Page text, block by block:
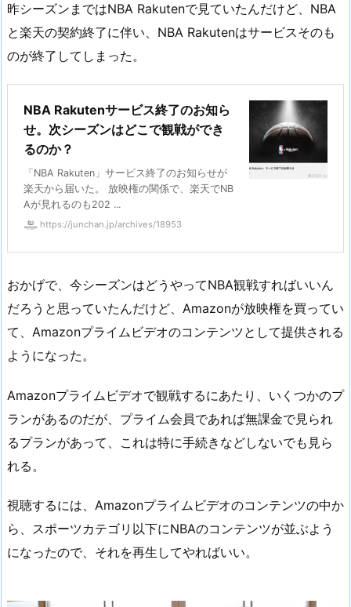
昨シーズンまではNBA Rakutenで見ていたんだけど、NBA
と楽天の契約終了に伴い、NBA Rakutenはサービスそのも
のが終了してしまった。
NBA Rakutenサービス終了のお知ら
せ。次シーズンはどこで観戦ができ
るのか？
「NBA Rakuten」サービス終了のお知らせが
楽天から届いた。 放映権の関係で、楽天でNB
Aが見れるのも202 ...
https://junchan.jp/archives/18953
おかげで、今シーズンはどうやってNBA観戦すればいいん
だろうと思っていたんだけど、Amazonが放映権を買ってい
て、Amazonプライムビデオのコンテンツとして提供される
ようになった。
Amazonプライムビデオで観戦するにあたり、いくつかのプ
ランがあるのだが、プライム会員であれば無課金で見られ
るプランがあって、これは特に手続きなどしないでも見ら
れる。
視聴するには、Amazonプライムビデオのコンテンツの中か
ら、スポーツカテゴリ以下にNBAのコンテンツが並ぶよう
になったので、それを再生してやればいい。